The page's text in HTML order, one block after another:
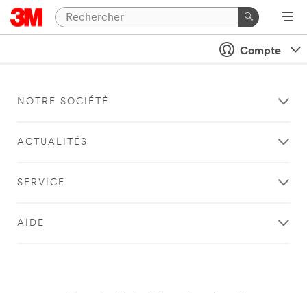
Compte
NOTRE SOCIÉTÉ
ACTUALITÉS
SERVICE
AIDE